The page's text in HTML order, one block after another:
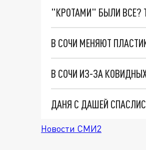
"КРОТАМИ" БЫЛИ ВСЕ?
В СОЧИ МЕНЯЮТ
В СОЧИ ИЗ-ЗА
ДАНЯ С ДАШЕЙ
Новости СМИ2